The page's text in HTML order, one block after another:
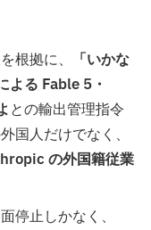
根拠に、
「いかな
る Fable 5・
との輸出管理指令
国人だけでなく、
の外国籍従業
停止しかなく、